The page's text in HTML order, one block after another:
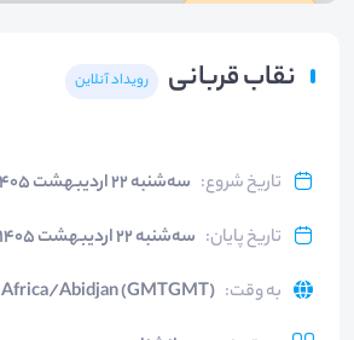
نقاب قربانی رویداد آنلاین
تاریخ شروع: سه‌شنبه ۲۲ اردیبهشت ۱۴۰۵ ، ساعت ۱۲:۳۰
تاریخ پایان: سه‌شنبه ۲۲ اردیبهشت ۱۴۰۵ ، ساعت ۱۴:۳۰
به وقت:
Africa/Abidjan (GMTGMT)